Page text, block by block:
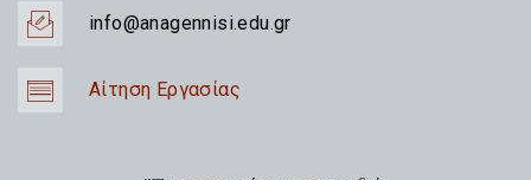
info@anagennisi.edu.gr
Αίτηση Εργασίας